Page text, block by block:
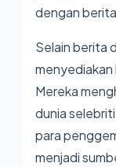
dengan
Selain berita
menyediakan
Mereka
dunia
para
menjadi